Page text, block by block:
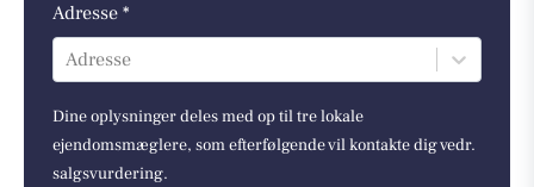
Adresse *
Adresse
Dine oplysninger deles med op til tre lokale
ejendomsmæglere, som efterfølgende vil kontakte dig vedr.
salgsvurdering.